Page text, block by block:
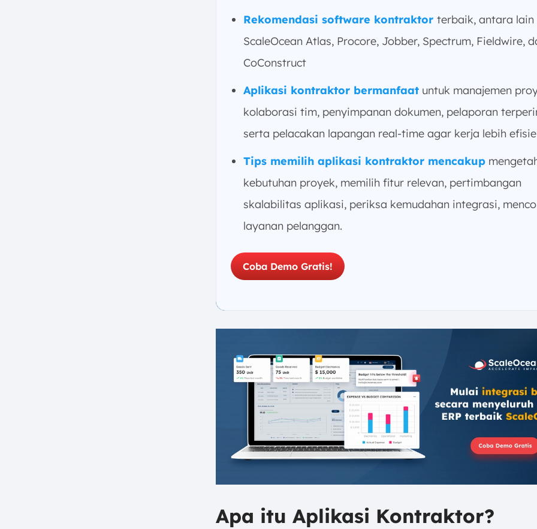
Rekomendasi software kontraktor terbaik, antara lain
ScaleOcean Atlas, Procore, Jobber, Spectrum, Fieldwire,
CoConstruct
Aplikasi kontraktor bermanfaat untuk manajemen
kolaborasi tim, penyimpanan dokumen, pelaporan
serta pelacakan lapangan real-time agar kerja lebih
Tips memilih aplikasi kontraktor mencakup
kebutuhan proyek, memilih fitur relevan, pertimbangan
skalabilitas aplikasi, periksa kemudahan integrasi,
layanan pelanggan.
Coba Demo Gratis!
Apa itu Aplikasi Kontraktor?